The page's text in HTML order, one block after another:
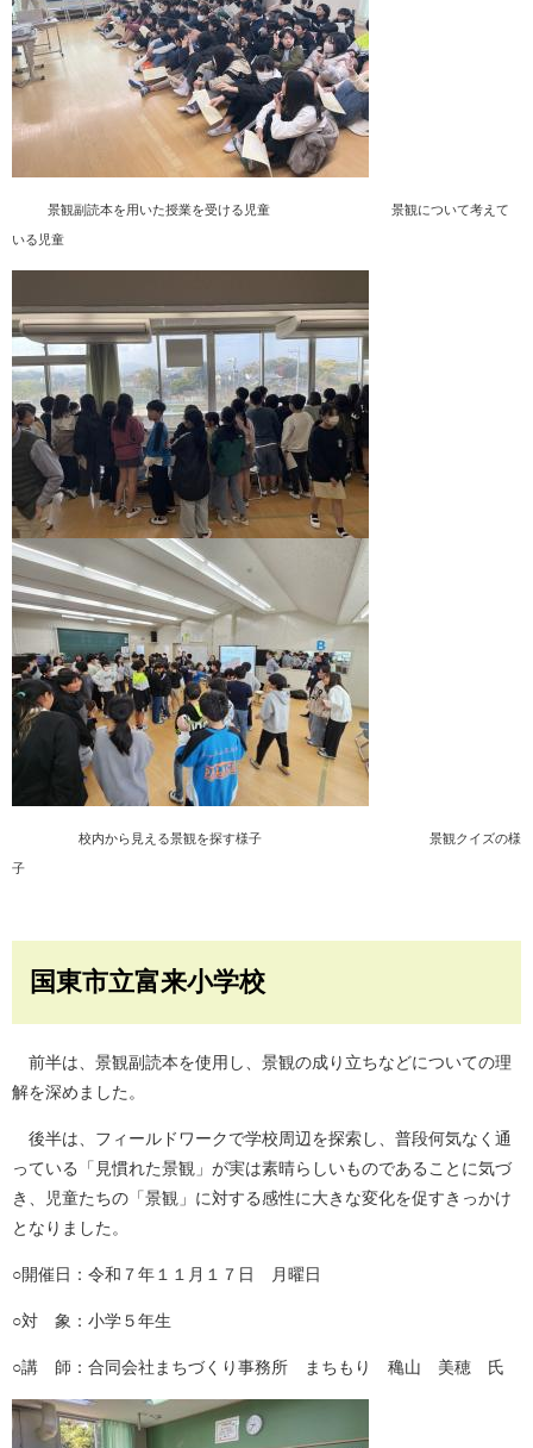
景観副読本を用いた授業を受ける児童​ 景観について考えて
いる児童​
校内から見える景観を探す様子 景観クイズの様
子
国東市立富来小学校
前半は、景観副読本を使用し、景観の成り立ちなどについての理
解を深めました。
後半は、フィールドワークで学校周辺を探索し、普段何気なく通
っている「見慣れた景観」が実は素晴らしいものであることに気づ
き、児童たちの「景観」に対する感性に大きな変化を促すきっかけ
となりました。
○開催日：令和７年１１月１７日 月曜日
○対 象：小学５年生
○講 師：合同会社まちづくり事務所 まちもり 穐山 美穂 氏